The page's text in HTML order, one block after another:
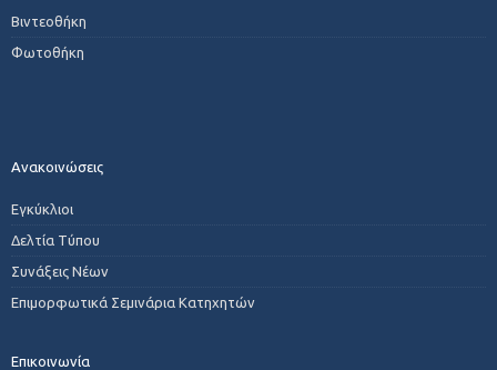
Βιντεοθήκη
Φωτοθήκη
Ανακοινώσεις
Εγκύκλιοι
Δελτία Τύπου
Συνάξεις Νέων
Επιμορφωτικά Σεμινάρια Κατηχητών
Επικοινωνία